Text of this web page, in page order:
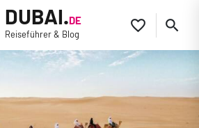
DUBAI.DE
Reiseführer & Blog  